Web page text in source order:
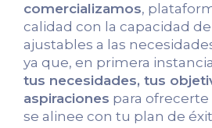
comercializamos,
calidad con la capacidad
ajustables a las
ya que, en primera
tus necesidades, tus
aspiraciones para
se alinee con tu plan de